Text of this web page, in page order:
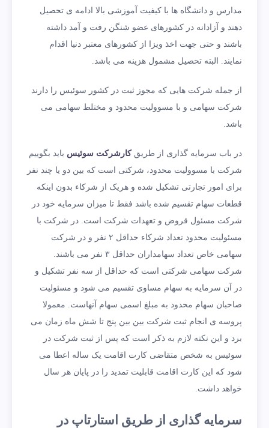
مدارس و دانشگاه ها با کیفیت آموزشی بالا ادامه ی تحصیل
دهند و آزادانه در کشورهای عضو شنگن رفت و آمد داشته
باشند و حتی جهت اخذ ویزا از کشورهای معتبر دنیا اقدام
نمایند. البته تحصیل مشمول هزینه می باشد.
از جمله شرکت هایی که مجوز ثبت در کشور سوئیس را دارند
شرکت سهامی و با مسوولیت محدود و مختلط سهامی می
باشد.
در باب سرمایه گذاری از طریقکارشرکت سوئیس باید بگوییم
شرکت با مسوولیت محدود، شرکتی است که بین دو یا چند نفر
برای امور تجارتی تشکیل شده و هریک از شرکاء بدون اینکه
قطعات سهام تقسیم شده باشد فقط تا میزان سرمایه خود در
شرکت مسئول قروض و تعهدات شرکت است. در شرکت با
مسئولیت محدود تعداد شرکاء حداقل ۲ نفر و در شرکت
سهامی خاص تعداد سهامداران حداقل ۳ نفر می باشند.
شرکت سهامی شرکتی است که حداقل از سه نفر تشکیل و
در آن سرمایه به سهام مساوی تقسیم می شود و مسئولیت
صاحبان سهام محدود به مبلغ اسمی سهام آنهاست. معمولا
پروسه ی انجام ثبت شرکت بین بین پنج تا شش ماه زمان می
برد و این نکته لازم به ذکر است که پس از ثبت شرکت در
سوئیس به شخص متقاضی کارت اقامت یک ساله اعطا می
شود که این کارت اقامت قابلیت تمدید را در پایان هر سال
خواهد داشت.
سرمایه گذاری از طریق استارتاپ در